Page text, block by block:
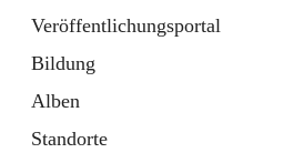
Veröffentlichungsportal
Bildung
Alben
Standorte